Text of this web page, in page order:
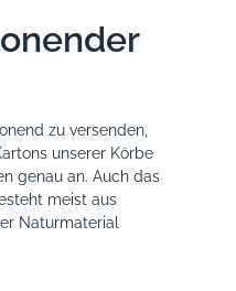
zu versenden,
unserer Körbe
genau an. Auch das
meist aus
Naturmaterial